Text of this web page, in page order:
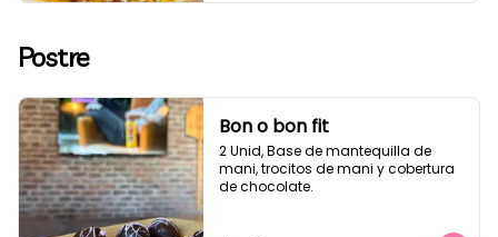
Postre
Bon o bon fit
2 Unid, Base de mantequilla de
mani, trocitos de mani y cobertura
de chocolate.